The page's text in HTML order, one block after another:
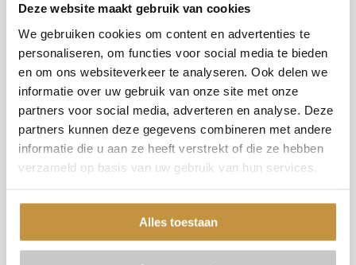
Deze website maakt gebruik van cookies
We gebruiken cookies om content en advertenties te
personaliseren, om functies voor social media te bieden
en om ons websiteverkeer te analyseren. Ook delen we
informatie over uw gebruik van onze site met onze
partners voor social media, adverteren en analyse. Deze
partners kunnen deze gegevens combineren met andere
informatie die u aan ze heeft verstrekt of die ze hebben
verzameld op basis van uw gebruik van hun services.
Alles toestaan
Rechtsgebieden
Werkwijze
Blogs
Contact
Geen lolletje met ‘Lijntje
poedersuiker’
Het was gewoon een ‘lolletje’. Met deze woorden
verweerde een werkneemster zich tegen het aan
haar verleende ontslag op staande voet in de
procedure die speelde bij de rechtbank Noord-
Holland. Op ...